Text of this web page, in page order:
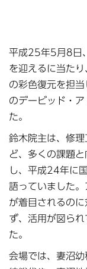
平成25年5月8日
を迎えるに当た
の彩色復元を担
のデービッド・
た。
鈴木院主は、修
ど、多くの課題
し、平成24年に
語っていました
が着目されるの
ず、活用が図ら
た。
会場では、妻沼